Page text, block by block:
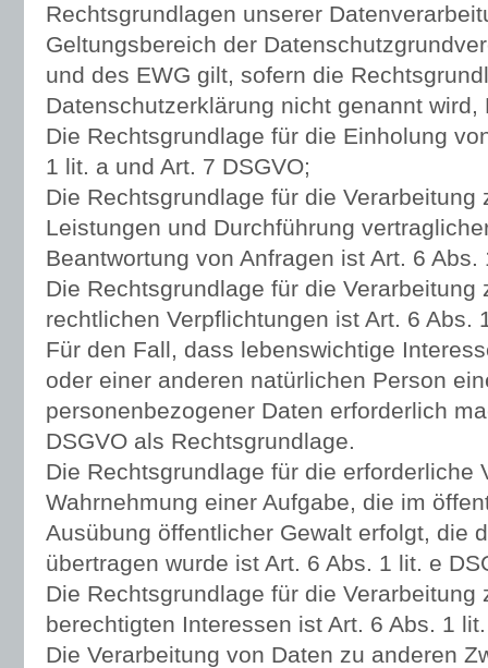
Rechtsgrundlagen unserer
Geltungsbereich der
und des EWG gilt, sofern die
Datenschutzerklärung nicht genannt wird,
Die Rechtsgrundlage für die Einholung
1 lit. a und Art. 7 DSGVO;
Die Rechtsgrundlage für die Verarbeitung
Leistungen und Durchführung
Beantwortung von Anfragen ist Art. 6 Abs.
Die Rechtsgrundlage für die Verarbeitung
rechtlichen Verpflichtungen ist Art. 6 Abs.
Für den Fall, dass lebenswichtige
oder einer anderen natürlichen Person
personenbezogener Daten erforderlich
DSGVO als Rechtsgrundlage.
Die Rechtsgrundlage für die erforderliche
Wahrnehmung einer Aufgabe, die im
Ausübung öffentlicher Gewalt erfolgt, die
übertragen wurde ist Art. 6 Abs. 1 lit. e
Die Rechtsgrundlage für die Verarbeitung
berechtigten Interessen ist Art. 6 Abs. 1
Die Verarbeitung von Daten zu anderen